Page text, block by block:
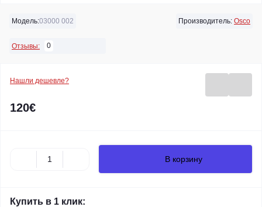
Модель:03000 002 Производитель: Osco
Отзывы: 0
Нашли дешевле?
120€
В корзину
Купить в 1 клик: